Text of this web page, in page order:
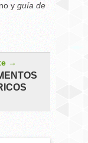
y guía de
→